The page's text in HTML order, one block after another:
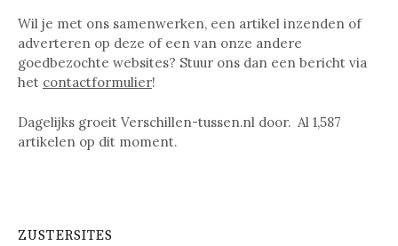
Wil je met ons samenwerken, een artikel inzenden of
adverteren op deze of een van onze andere
goedbezochte websites? Stuur ons dan een bericht via
het contactformulier!
Dagelijks groeit Verschillen-tussen.nl door. Al 1,587
artikelen op dit moment.
ZUSTERSITES